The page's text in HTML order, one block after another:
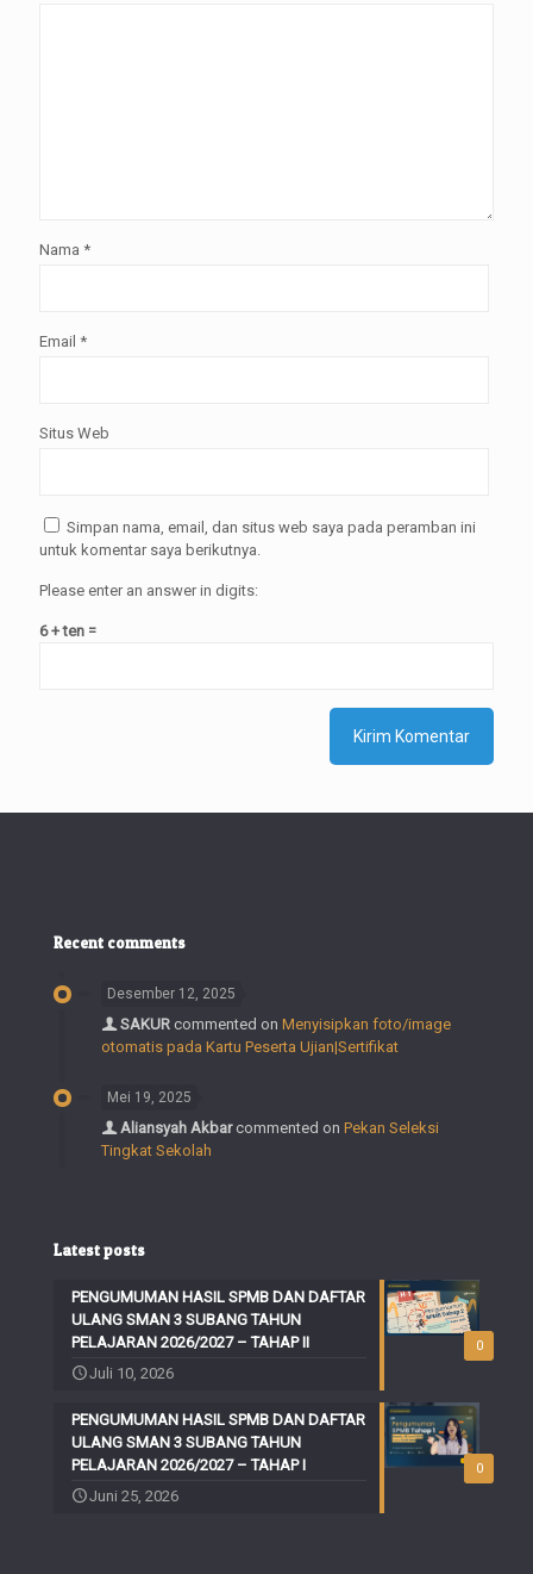
Nama *
Email *
Situs Web
Simpan nama, email, dan situs web saya pada peramban ini
untuk komentar saya berikutnya.
Please enter an answer in digits:
6 + ten =
Recent comments
Desember 12, 2025
SAKUR commented on Menyisipkan foto/image
otomatis pada Kartu Peserta Ujian|Sertifikat
Mei 19, 2025
Aliansyah Akbarcommented on Pekan Seleksi
Tingkat Sekolah
Latest posts
0
PENGUMUMAN HASIL SPMB DAN DAFTAR
ULANG SMAN 3 SUBANG TAHUN
PELAJARAN 2026/2027 – TAHAP II
Juli 10, 2026
0
PENGUMUMAN HASIL SPMB DAN DAFTAR
ULANG SMAN 3 SUBANG TAHUN
PELAJARAN 2026/2027 – TAHAP I
Juni 25, 2026